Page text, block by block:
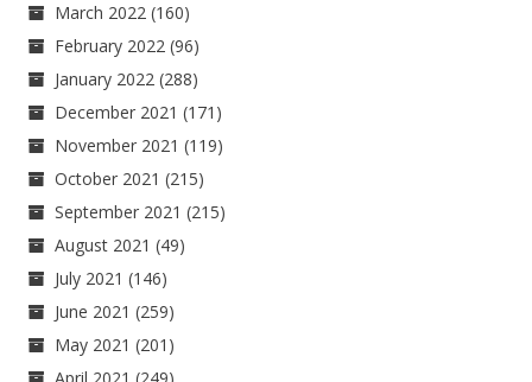
March 2022 (160)
February 2022 (96)
January 2022 (288)
December 2021 (171)
November 2021 (119)
October 2021 (215)
September 2021 (215)
August 2021 (49)
July 2021 (146)
June 2021 (259)
May 2021 (201)